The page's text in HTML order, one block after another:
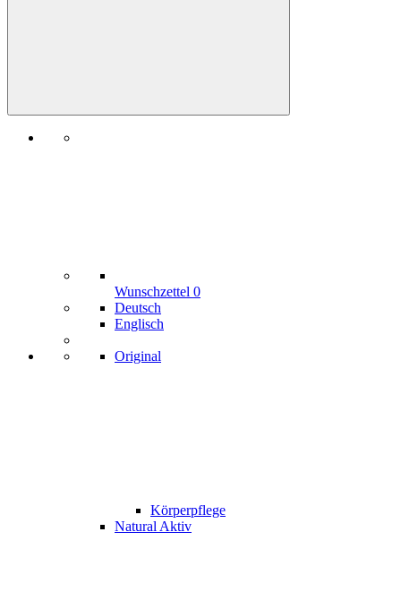
Wunschzettel 0
Deutsch
Englisch
Original
Körperpflege
Natural Aktiv